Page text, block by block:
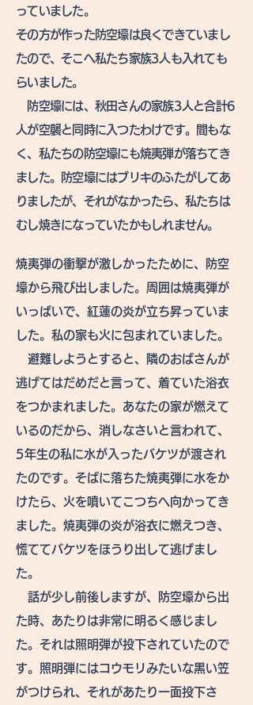
っていました。
その方が作った防空壕は良くできていまし
たので、そこへ私たち家族3人も入れても
らいました。
防空壕には、秋田さんの家族3人と合計6
人が空襲と同時に入つたわけです。間もな
く、私たちの防空壕にも焼夷弾が落ちてき
ました。防空壕にはブリキのふたがしてあ
りましたが、それがなかったら、私たちは
むし焼きになっていたかもしれません。
焼夷弾の衝撃が激しかったために、防空
壕から飛び出しました。周囲は焼夷弾が
いっぱいで、紅蓮の炎が立ち昇っていま
した。私の家も火に包まれていました。
避難しようとすると、隣のおばさんが
逃げてはだめだと言って、着ていた浴衣
をつかまれました。あなたの家が燃えて
いるのだから、消しなさいと言われて、
5年生の私に水が入ったバケツが渡され
たのです。そばに落ちた焼夷弾に水をか
けたら、火を噴いてこつちへ向かってき
ました。焼夷弾の炎が浴衣に燃えつき、
慌ててバケツをほうり出して逃げまし
た。
話が少し前後しますが、防空壕から出
た時、あたりは非常に明るく感じまし
た。それは照明弾が投下されていたので
す。照明弾にはコウモリみたいな黒い笠
がつけられ、それがあたり一面投下さ